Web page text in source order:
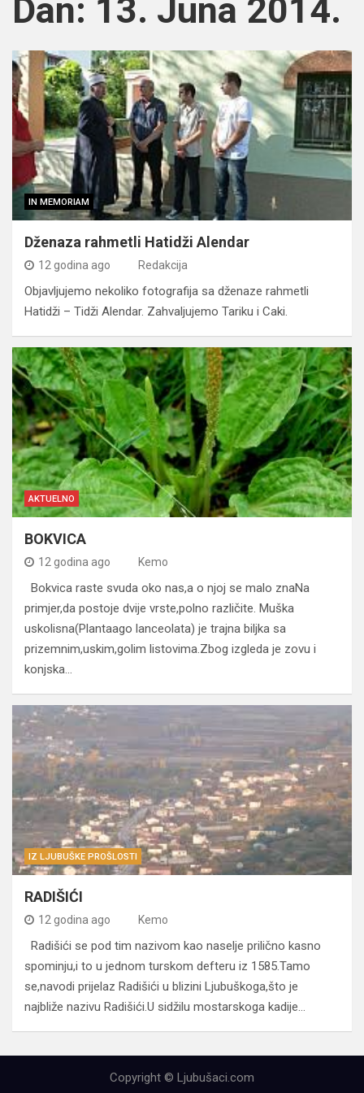
Dan: 13. Juna 2014.
IN MEMORIAM
Dženaza rahmetli Hatidži Alendar
12 godina ago Redakcija
Objavljujemo nekoliko fotografija sa dženaze rahmetli
Hatidži – Tidži Alendar. Zahvaljujemo Tariku i Caki.
AKTUELNO
BOKVICA
12 godina ago Kemo
Bokvica raste svuda oko nas,a o njoj se malo znaNa
primjer,da postoje dvije vrste,polno različite. Muška
uskolisna(Plantaago lanceolata) je trajna biljka sa
prizemnim,uskim,golim listovima.Zbog izgleda je zovu i
konjska…
IZ LJUBUŠKE PROŠLOSTI
RADIŠIĆI
12 godina ago Kemo
Radišići se pod tim nazivom kao naselje prilično kasno
spominju,i to u jednom turskom defteru iz 1585.Tamo
se,navodi prijelaz Radišići u blizini Ljubuškoga,što je
najbliže nazivu Radišići.U sidžilu mostarskoga kadije…
Copyright © Ljubušaci.com